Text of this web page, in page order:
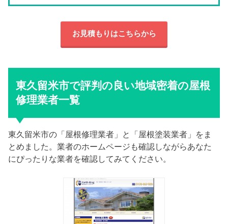
お見積もりはこちらから
東久留米市で評判の良い地域密着の屋根
修理業者一覧
東久留米市の「屋根修理業者」と「屋根塗装業者」をま
とめました。業者のホームページも確認しながらあなた
にぴったりな業者を確認してみてください。